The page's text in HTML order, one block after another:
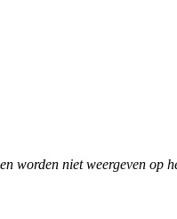
worden niet weergeven op